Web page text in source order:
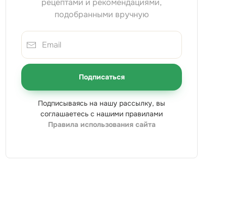
рецептами и рекомендациями,
подобранными вручную
Подписаться
Подписываясь на нашу рассылку, вы
соглашаетесь с нашими правилами
Правила использования сайта